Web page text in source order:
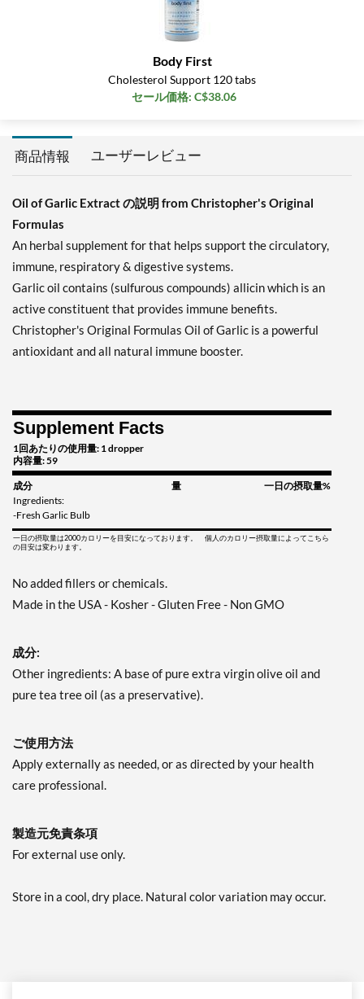
Body First
Cholesterol Support 120 tabs
セール価格: C$38.06
商品情報 ユーザーレビュー
Oil of Garlic Extract の説明 from Christopher's Original
Formulas
An herbal supplement for that helps support the circulatory,
immune, respiratory & digestive systems.
Garlic oil contains (sulfurous compounds) allicin which is an
active constituent that provides immune benefits.
Christopher's Original Formulas Oil of Garlic is a powerful
antioxidant and all natural immune booster.
Supplement Facts
1回あたりの使用量: 1 dropper
内容量: 59
成分 量
一日の摂取量%
Ingredients:
-Fresh Garlic Bulb
一日の摂取量は2000カロリーを目安になっております。 個人のカロリー摂取量によってこちら
の目安は変わります。
No added fillers or chemicals.
Made in the USA - Kosher - Gluten Free - Non GMO
成分:
Other ingredients: A base of pure extra virgin olive oil and
pure tea tree oil (as a preservative).
ご使用方法
Apply externally as needed, or as directed by your health
care professional.
製造元免責条項
For external use only.
Store in a cool, dry place. Natural color variation may occur.